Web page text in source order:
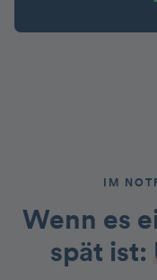
IM
Wenn es
spät ist: